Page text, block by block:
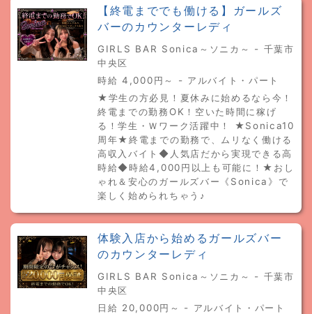
【終電まででも働ける】ガールズ
バーのカウンターレディ
GIRLS BAR Sonica～ソニカ～ - 千葉市
中央区
時給 4,000円～ - アルバイト・パート
★学生の方必見！夏休みに始めるなら今！
終電までの勤務OK！空いた時間に稼げ
る！学生・Ｗワーク活躍中！ ★Sonica10
周年★終電までの勤務で、ムリなく働ける
高収入バイト◆人気店だから実現できる高
時給◆時給4,000円以上も可能に！★おし
ゃれ＆安心のガールズバー《Sonica》で
楽しく始められちゃう♪
体験入店から始めるガールズバー
のカウンターレディ
GIRLS BAR Sonica～ソニカ～ - 千葉市
中央区
日給 20,000円～ - アルバイト・パート